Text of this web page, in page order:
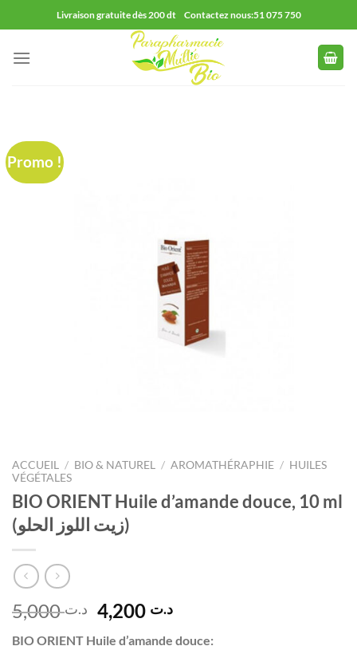
au
contenu
Livraison gratuite dès 200 dt Contactez nous:51 075 750
Promo !
ACCUEIL / BIO & NATUREL / AROMATHÉRAPHIE / HUILES
VÉGÉTALES
BIO ORIENT Huile d’amande douce, 10 ml
(زيت اللوز الحلو)
د.ت5,000
Le
prix
د.تLe
BIO ORIENT Huile d’amande douce: